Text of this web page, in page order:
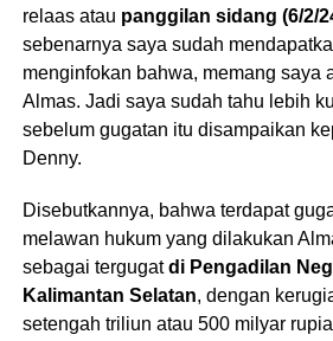
relaas atau panggilan sidang (6/2/
sebenarnya saya sudah
menginfokan bahwa, memang saya
Almas. Jadi saya sudah tahu lebih
sebelum gugatan itu disampaikan
Denny.
Disebutkannya, bahwa terdapat
melawan hukum yang dilakukan
sebagai tergugatdi Pengadilan
Kalimantan Selatan, dengan
setengah triliun atau 500 milyar